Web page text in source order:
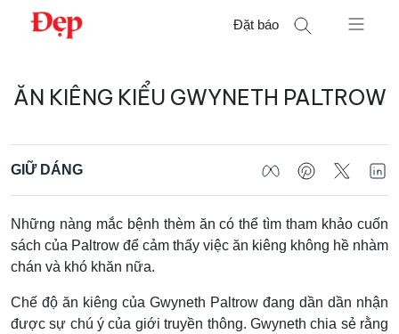
Chuyển
Đặt báo
kiếm
ĂN KIÊNG KIỂU GWYNETH PALTROW
GIỮ DÁNG
Những nàng mắc bệnh thèm ăn có thể tìm tham khảo cuốn
sách của Paltrow để cảm thấy việc ăn kiêng không hề nhàm
chán và khó khăn nữa.
Chế độ ăn kiêng của Gwyneth Paltrow đang dần dần nhận
được sự chú ý của giới truyền thông. Gwyneth chia sẻ rằng